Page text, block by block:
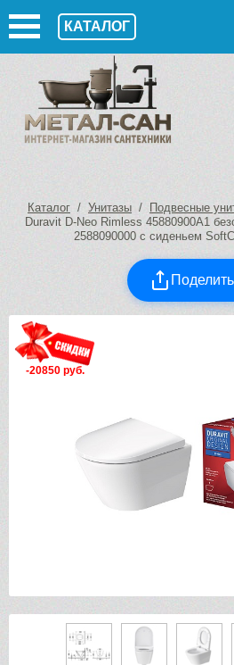
КАТАЛОГ
Каталог / Унитазы / Подвесные
Duravit D-Neo Rimless 45880900A1
2588090000 с сиденьем
-20850 руб.